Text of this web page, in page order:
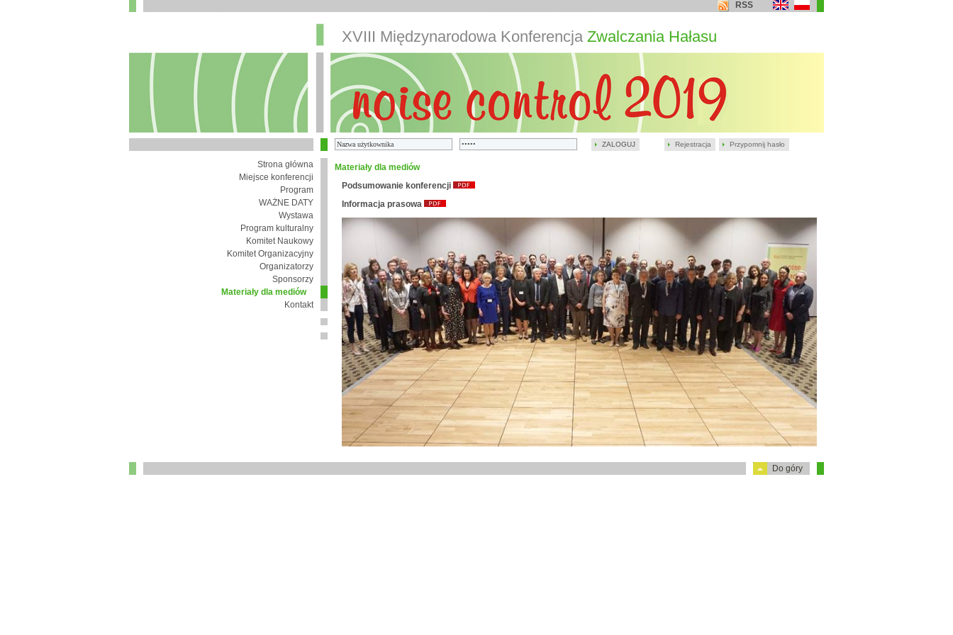
ZALOGUJ Rejestracja Przypomnij hasło
RSS
XVIII Międzynarodowa Konferencja Zwalczania Hałasu
Strona główna
Miejsce konferencji
Program
WAŻNE DATY
Wystawa
Program kulturalny
Komitet Naukowy
Komitet Organizacyjny
Organizatorzy
Sponsorzy
Materiały dla mediów
Kontakt
Materiały dla mediów
Podsumowanie konferencji
Informacja prasowa
Do góry